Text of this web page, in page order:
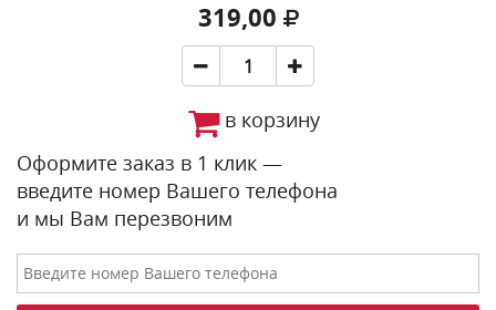
319,00
в корзину
Оформите заказ в 1 клик —
введите номер Вашего телефона
и мы Вам перезвоним